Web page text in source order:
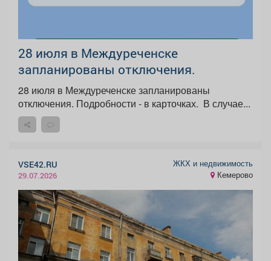
28 июля в Междуреченске
запланированы отключения.
28 июля в Междуреченске запланированы
отключения. Подробности - в карточках. ️ В случае...
VSE42.RU
29.07.2026
ЖКХ и недвижимость
Кемерово